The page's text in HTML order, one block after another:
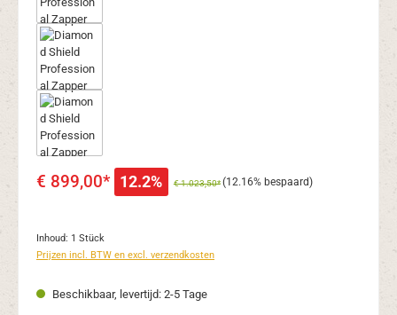
€ 899,00* 12.2% € 1.023,50* (12.16% bespaard)
Inhoud: 1 Stück
Prijzen incl. BTW en excl. verzendkosten
Beschikbaar, levertijd: 2-5 Tage